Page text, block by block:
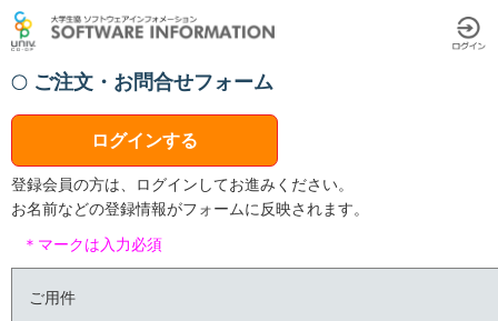
ご注文・お問合せフォーム
ログインする
登録会員の方は、ログインしてお進みください。
お名前などの登録情報がフォームに反映されます。
＊マークは入力必須
ご用件